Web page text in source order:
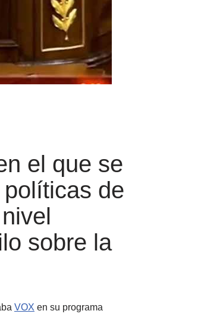
el que se
de
sobre la
VOX en su programa